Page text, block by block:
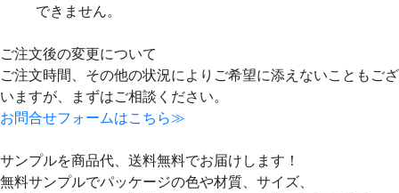
できません。
ご注文後の変更について
ご注文時間、その他の状況によりご希望に添えないこともござ
いますが、まずはご相談ください。
お問合せフォームはこちら≫
サンプルを商品代、送料無料でお届けします！
無料サンプルでパッケージの色や材質、サイズ、